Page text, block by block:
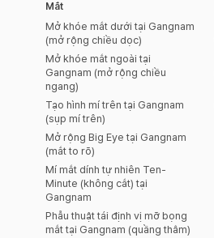
Mắt
Mở khóe mắt dưới tại Gangnam
(mở rộng chiều dọc)
Mở khóe mắt ngoài tại
Gangnam (mở rộng chiều
ngang)
Tạo hình mí trên tại Gangnam
(sụp mí trên)
Mở rộng Big Eye tại Gangnam
(mắt to rõ)
Mí mắt dính tự nhiên Ten-
Minute (không cắt) tại
Gangnam
Phẫu thuật tái định vị mỡ bọng
mắt tại Gangnam (quầng thâm)